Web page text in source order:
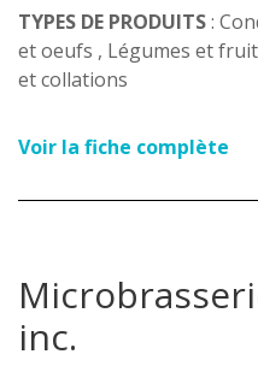
TYPES DE PRODUITS:
et oeufs , Légumes et
et collations
Voir la fiche complète
inc.